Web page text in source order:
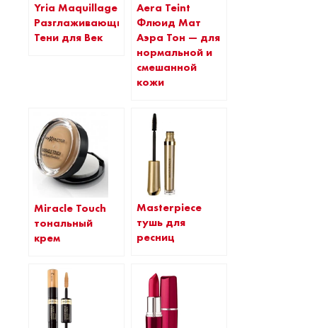
Yria Maquillage
Разглаживающие
Тени для Век
Aera Teint
Флюид Мат
Аэра Тон — для
нормальной и
смешанной
кожи
Miracle Touch
тональный
крем
Masterpiece
тушь для
ресниц